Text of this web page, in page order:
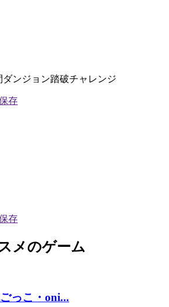
ダンジョン踏破チャレンジ
メのゲーム
っこ・oni...